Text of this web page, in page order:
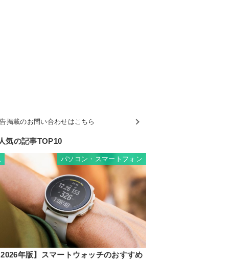
掲載のお問い合わせはこちら
気の記事TOP10
パソコン・スマートフォン
年版】スマートウォッチのおすすめ